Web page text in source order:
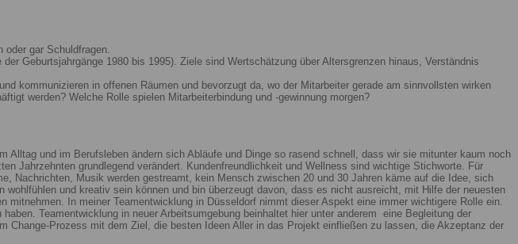
oder gar Schuldfragen.
Geburtsjahrgänge 1980 bis 1995). Ziele sind Wertschätzung über Altersgrenzen hinaus, Verständnis
kommunizieren in offenen Räumen und bevorzugt da, wo der Mitarbeiter gerade am sinnvollsten wirken
werden? Welche Rolle spielen Mitarbeiterbindung und -gewinnung morgen?
und im Berufsleben ändern sich Abläufe und Dinge so rasend schnell, dass wir sie mitunter kaum noch
Jahrzehnten grundlegend verändert. Kundenfreundlichkeit und Wellness sind wichtige Stichworte. Für
Nachrichten, Musik werden gestreamt, kein Mensch zwischen 20 und 30 Jahren käme auf die Idee, sich
und kreativ sein können und bin überzeugt davon, dass es nicht ausreicht, mit Hilfe der neuesten
In meiner Teamentwicklung in Düsseldorf nimmt dieser Aspekt eine immer wichtigere Rolle ein.
Teamentwicklung in neuer Arbeitsumgebung beinhaltet hier unter anderem eine Begleitung der
Prozess mit dem Ziel, die besten Ideen Aller in das Projekt einfließen zu lassen, die Akzeptanz der